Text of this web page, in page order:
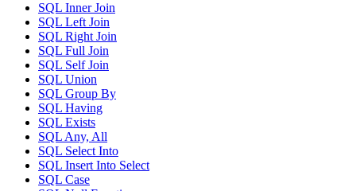
SQL Inner Join
SQL Left Join
SQL Right Join
SQL Full Join
SQL Self Join
SQL Union
SQL Group By
SQL Having
SQL Exists
SQL Any, All
SQL Select Into
SQL Insert Into Select
SQL Case